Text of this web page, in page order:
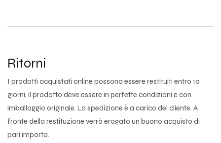
Ritorni
I prodotti acquistati online possono essere restituiti entro 10
giorni, il prodotto deve essere in perfette condizioni e con
imballaggio originale. La spedizione è a carico del cliente. A
fronte della restituzione verrà erogato un buono acquisto di
pari importo.